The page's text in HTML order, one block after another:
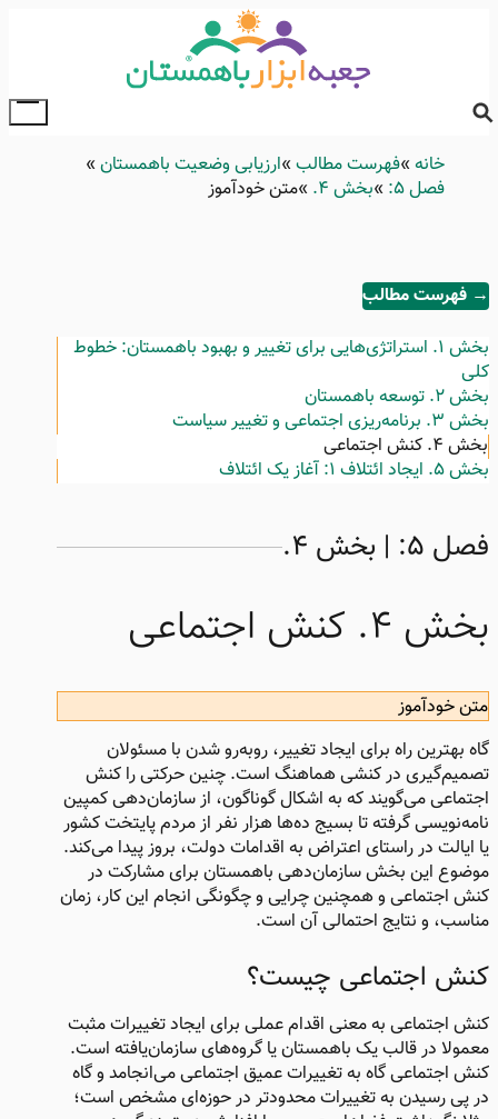
Breadcrumb
خانه فهرست مطالب ارزیابی وضعیت باهمستان
فصل ۵:
بخش ۴. متن خودآموز
→ فهرست مطالب
بخش ۱.
استراتژی‌هایی برای تغییر و بهبود باهمستان: خطوط
کلی
بخش ۲.
توسعه باهمستان
بخش ۳.
برنامه‌ریزی اجتماعی و تغییر سیاست
بخش ۴.
کنش اجتماعی
بخش ۵.
ایجاد ائتلاف ۱: آغاز یک ائتلاف
فصل ۵: | بخش ۴.
بخش ۴. کنش اجتماعی
متن خودآموز
گاه بهترین راه برای ایجاد تغییر، روبه‌رو شدن با مسئولان
تصمیم‌گیری در کنشی هماهنگ است. چنین حرکتی را کنش
اجتماعی می‌گویند که به اشکال گوناگون، از سازمان‌دهی کمپین
نامه‌نویسی گرفته تا بسیج ده‌ها هزار نفر از مردم پایتخت کشور
یا ایالت در راستای اعتراض به اقدامات دولت، بروز پیدا می‌کند.
موضوع این بخش سازمان‌دهی باهمستان برای مشارکت در
کنش اجتماعی و همچنین چرایی و چگونگی انجام این کار، زمان
مناسب، و نتایج احتمالی آن است.
کنش اجتماعی چیست؟
کنش اجتماعی به معنی اقدام عملی برای ایجاد تغییرات مثبت
معمولا در قالب یک باهمستان یا گروه‌های سازمان‌یافته است.
کنش اجتماعی گاه به تغییرات عمیق اجتماعی می‌انجامد و گاه
در پی رسیدن به تغییرات محدودتر در حوزه‌ای مشخص است؛